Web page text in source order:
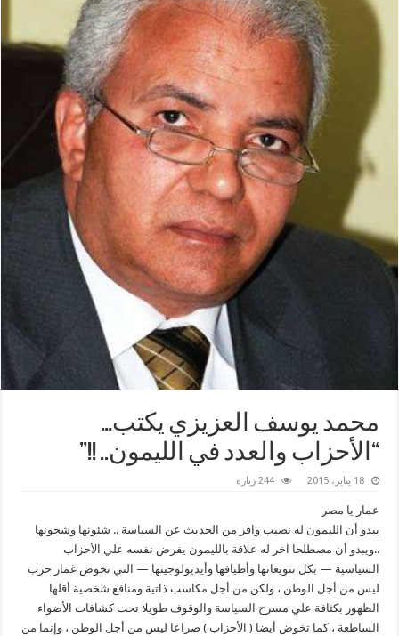
محمد يوسف العزيزي يكتب…
“الأحزاب والعدد في الليمون.. !!”
18 يناير، 2015 244 زيارة
عمار يا مصر
يبدو أن الليمون له نصيب وافر من الحديث عن السياسة .. شئونها وشجونها
..ويبدو أن مصطلحا آخر له علاقة بالليمون يفرض نفسه علي الأحزاب
السياسية — بكل تنويعاتها وأطيافها وأيديولوجيتها — التي تخوض غمار حرب
ليس من أجل الوطن ، ولكن من أجل مكاسب ذاتية ومنافع شخصية أقلها
الظهور بكثافة علي مسرح السياسة والوقوف طويلا تحت كشافات الأضواء
الساطعة ، كما تخوض أيضا ( الأحزاب ) صراعا ليس من أجل الوطن ، وإنما من